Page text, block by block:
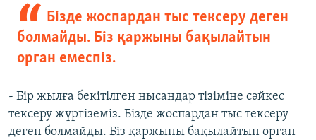
Бізде жоспардан тыс тексеру деген
болмайды. Біз қаржыны бақылайтын
орган емеспіз.
- Бір жылға бекітілген нысандар тізіміне сәйкес
тексеру жүргіземіз. Бізде жоспардан тыс тексеру
деген болмайды. Біз қаржыны бақылайтын орган